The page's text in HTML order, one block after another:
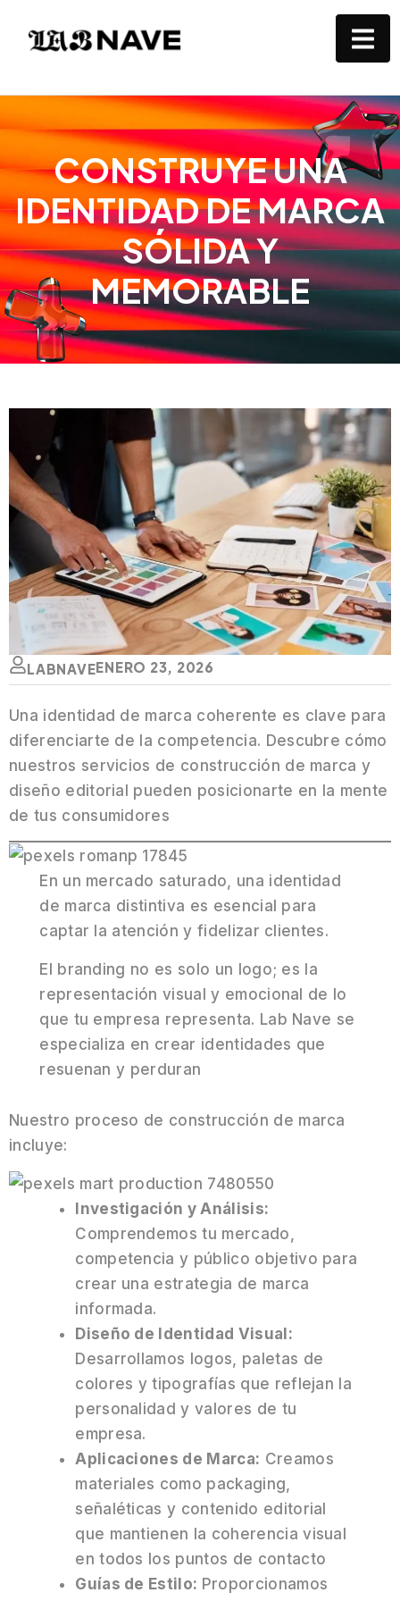
CONSTRUYE UNA
IDENTIDAD DE MARCA
SÓLIDA Y
MEMORABLE
LABNAVEENERO 23, 2026
Una identidad de marca coherente es clave para
diferenciarte de la competencia. Descubre cómo
nuestros servicios de construcción de marca y
diseño editorial pueden posicionarte en la mente
de tus consumidores
En un mercado saturado, una identidad
de marca distintiva es esencial para
captar la atención y fidelizar clientes.
El branding no es solo un logo; es la
representación visual y emocional de lo
que tu empresa representa. Lab Nave se
especializa en crear identidades que
resuenan y perduran
Nuestro proceso de construcción de marca
incluye:
Investigación y Análisis:
Comprendemos tu mercado,
competencia y público objetivo para
crear una estrategia de marca
informada.​
Diseño de Identidad Visual:
Desarrollamos logos, paletas de
colores y tipografías que reflejan la
personalidad y valores de tu
empresa.​
Aplicaciones de Marca: Creamos
materiales como packaging,
señaléticas y contenido editorial
que mantienen la coherencia visual
en todos los puntos de contacto
Guías de Estilo: Proporcionamos